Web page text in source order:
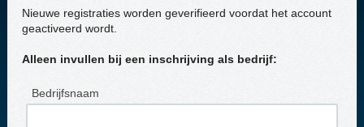
Nieuwe registraties worden geverifieerd voordat het account
geactiveerd wordt.
Alleen invullen bij een inschrijving als bedrijf:
Bedrijfsnaam